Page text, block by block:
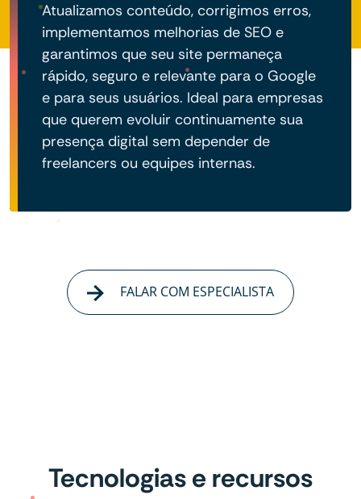
Atualizamos conteúdo, corrigimos erros,
implementamos melhorias de SEO e
garantimos que seu site permaneça
rápido, seguro e relevante para o Google
e para seus usuários. Ideal para empresas
que querem evoluir continuamente sua
presença digital sem depender de
freelancers ou equipes internas.
FALAR COM ESPECIALISTA
Tecnologias e recursos